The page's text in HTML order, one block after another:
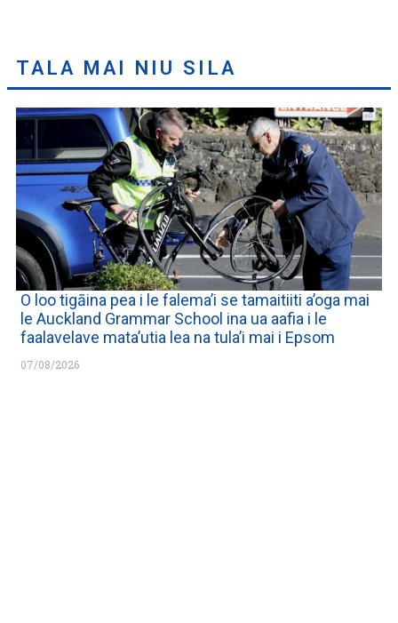
TALA MAI NIU SILA
O loo tigāina pea i le falema’i se tamaitiiti a’oga mai
le Auckland Grammar School ina ua aafia i le
faalavelave mata’utia lea na tula’i mai i Epsom
07/08/2026